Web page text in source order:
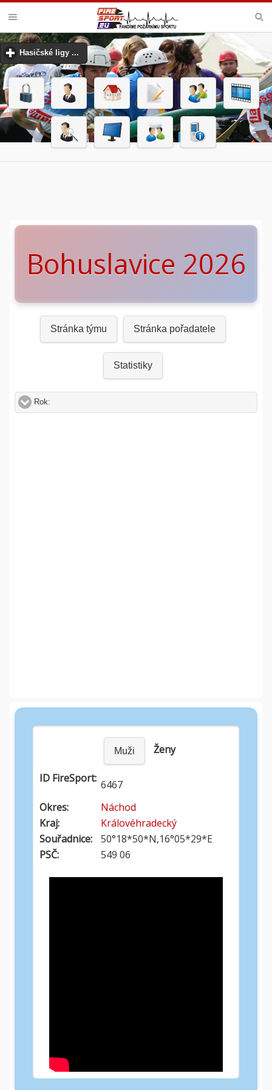
VELKÁ CENA MHJ PŘEROV
Hasičské ligy ... click to expand contents
Bohuslavice 2026
Stránka týmu Stránka pořadatele
Statistiky
Rok:
Muži Ženy
ID FireSport: 6467
Okres:
Náchod
Kraj:
Královéhradecký
Souřadnice:
50°18*50*N,16°05*29*E
PSČ:
549 06